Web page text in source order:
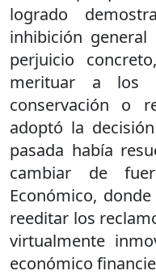
logrado
inhibición
perjuicio
merituar a los
conservación o
adoptó la
pasada había
cambiar de
Económico,
reeditar los
virtualmente
económico